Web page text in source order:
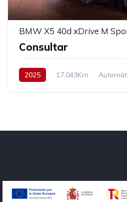
BMW X5 40d xDrive M
Consultar
2025 17.043Km